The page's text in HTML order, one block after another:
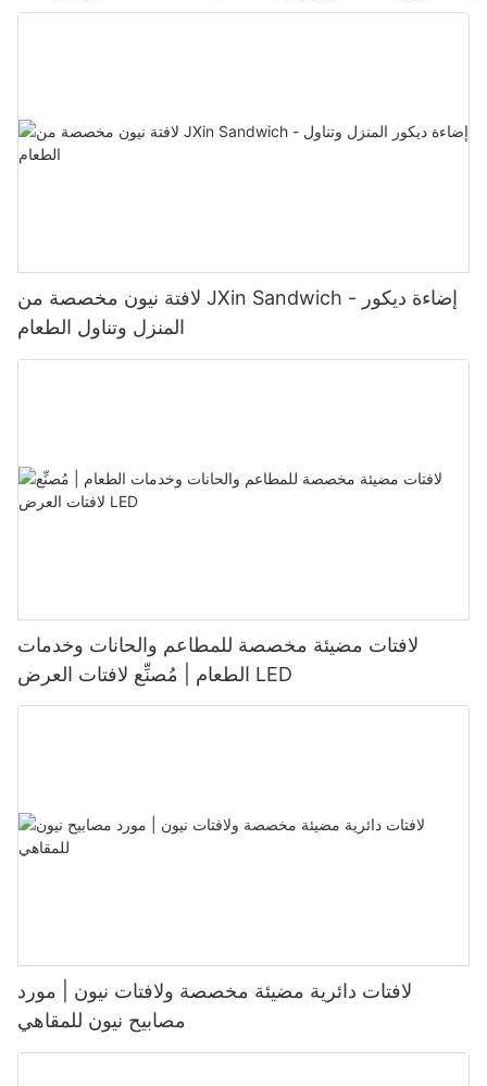
لافتة نيون مخصصة من JXin Sandwich - إضاءة ديكور
المنزل وتناول الطعام
لافتات مضيئة مخصصة للمطاعم والحانات وخدمات
الطعام | مُصنِّع لافتات العرض LED
لافتات دائرية مضيئة مخصصة ولافتات نيون | مورد
مصابيح نيون للمقاهي